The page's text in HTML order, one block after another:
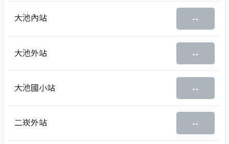
大池內站 --
大池外站 --
大池國小站 --
二崁外站 --